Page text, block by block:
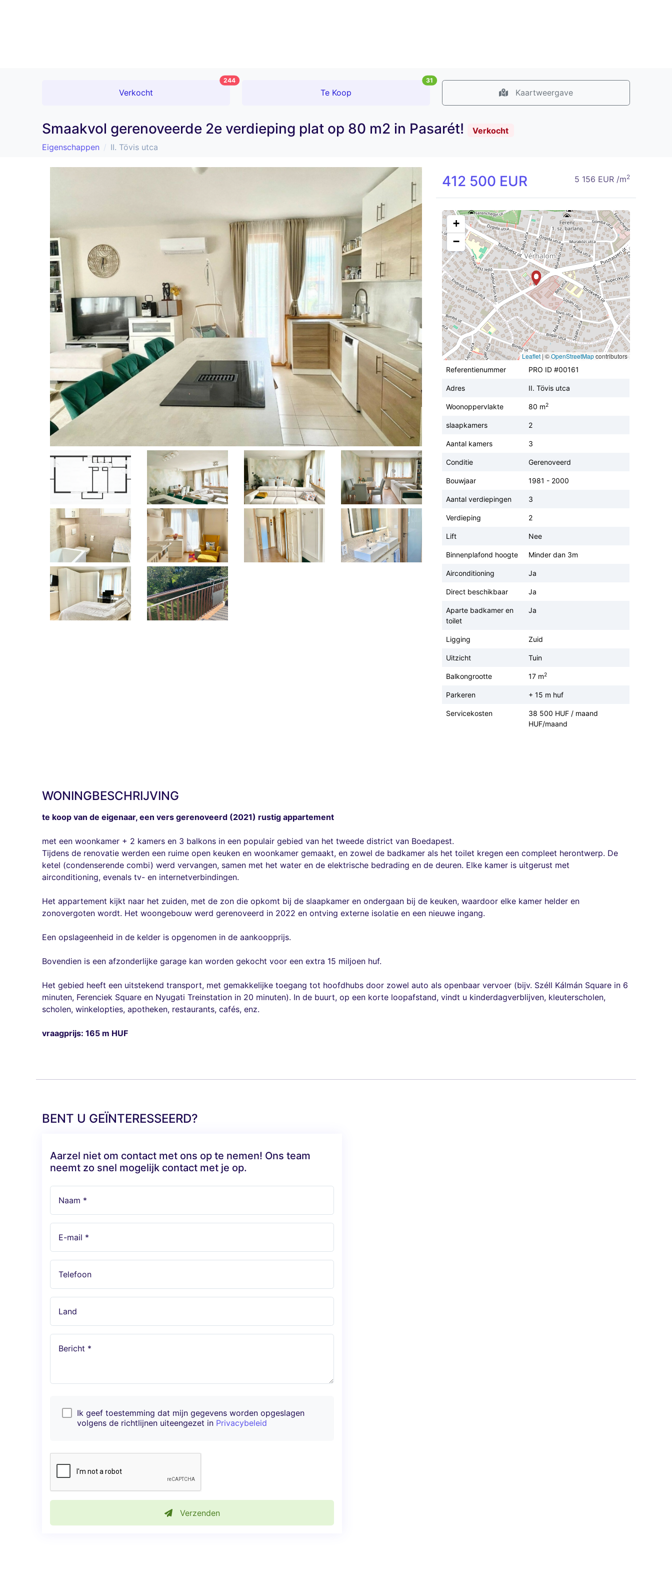
Verkocht
244
Te Koop
31
Kaartweergave
Smaakvol gerenoveerde 2e verdieping plat op 80 m2 in Pasarét!
Verkocht
Eigenschappen
II. Tövis utca
412 500 EUR 5 156 EUR /m2
+
−
Leaflet |©OpenStreetMapcontributors
Referentienummer
PRO ID #00161
Adres II. Tövis utca
Woonoppervlakte 80 m2
slaapkamers 2
Aantal kamers 3
Conditie Gerenoveerd
Bouwjaar 1981 - 2000
Aantal verdiepingen 3
Verdieping 2
Lift Nee
Binnenplafond hoogte Minder dan 3m
Airconditioning Ja
Direct beschikbaar Ja
Aparte badkamer en
toilet
Ja
Ligging Zuid
Uitzicht Tuin
Balkongrootte 17 m2
Parkeren + 15 m huf
Servicekosten
38 500 HUF / maand
HUF/maand
WONINGBESCHRIJVING
te koop van de eigenaar, een vers gerenoveerd (2021) rustig appartement
met een woonkamer + 2 kamers en 3 balkons in een populair gebied van het tweede district van Boedapest.
Tijdens de renovatie werden een ruime open keuken en woonkamer gemaakt, en zowel de badkamer als het toilet kregen een compleet herontwerp. De
ketel (condenserende combi) werd vervangen, samen met het water en de elektrische bedrading en de deuren. Elke kamer is uitgerust met
airconditioning, evenals tv- en internetverbindingen.
Het appartement kijkt naar het zuiden, met de zon die opkomt bij de slaapkamer en ondergaan bij de keuken, waardoor elke kamer helder en
zonovergoten wordt. Het woongebouw werd gerenoveerd in 2022 en ontving externe isolatie en een nieuwe ingang.
Een opslageenheid in de kelder is opgenomen in de aankoopprijs.
Bovendien is een afzonderlijke garage kan worden gekocht voor een extra 15 miljoen huf.
Het gebied heeft een uitstekend transport, met gemakkelijke toegang tot hoofdhubs door zowel auto als openbaar vervoer (bijv. Széll Kálmán Square in 6
minuten, Ferenciek Square en Nyugati Treinstation in 20 minuten). In de buurt, op een korte loopafstand, vindt u kinderdagverblijven, kleuterscholen,
scholen, winkelopties, apotheken, restaurants, cafés, enz.
vraagprijs: 165 m HUF
BENT U GEÏNTERESSEERD?
Aarzel niet om contact met ons op te nemen! Ons team
neemt zo snel mogelijk contact met je op.
Naam *
E-mail *
Telefoon
Land
Bericht *
Ik geef toestemming dat mijn gegevens worden opgeslagen
volgens de richtlijnen uiteengezet in Privacybeleid
Verzenden